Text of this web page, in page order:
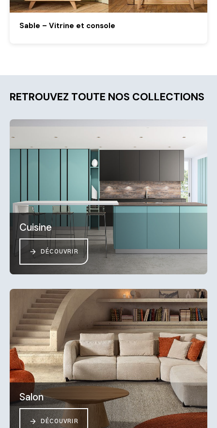
Sable – Vitrine et console
RETROUVEZ TOUTE NOS COLLECTIONS
Cuisine
DÉCOUVRIR
Salon
DÉCOUVRIR